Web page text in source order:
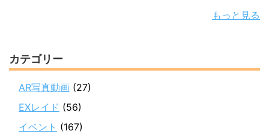
もっと見る
カテゴリー
AR写真動画 (27)
EXレイド (56)
イベント (167)